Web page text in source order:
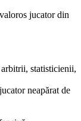
jucator din
statisticienii,
neapărat de